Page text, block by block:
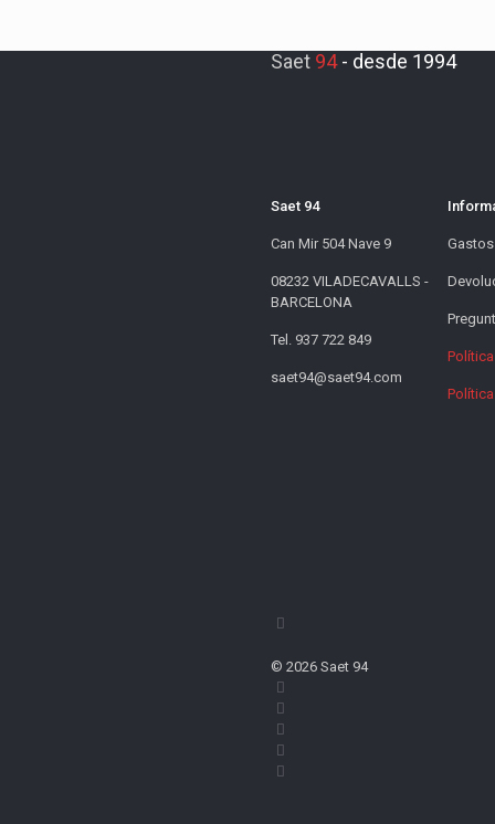
Saet 94- desde 1994
Saet 94
Can Mir 504 Nave 9
08232 VILADECAVALLS -
BARCELONA
Tel. 937 722 849
saet94@saet94.com
© 2026 Saet 94